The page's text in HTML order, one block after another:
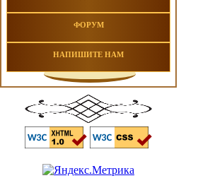
ФОРУМ
НАПИШИТЕ НАМ